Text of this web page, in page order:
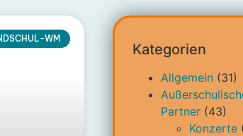
WM
Kategorien
Allgemein(31)
Partner(43)
Konzerte